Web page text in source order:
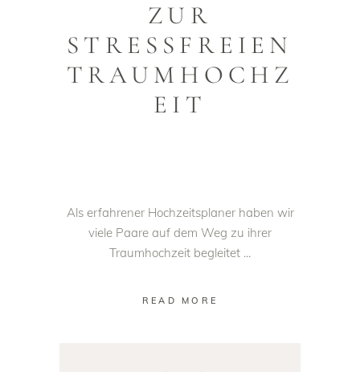
ZUR
STRESSFREIEN
TRAUMHOCHZ
EIT
Als erfahrener Hochzeitsplaner haben wir
viele Paare auf dem Weg zu ihrer
Traumhochzeit begleitet
READ MORE